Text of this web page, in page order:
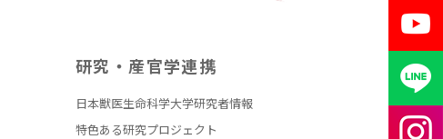
研究・産官学連携
日本獣医生命科学大学研究者情報
特色ある研究プロジェクト